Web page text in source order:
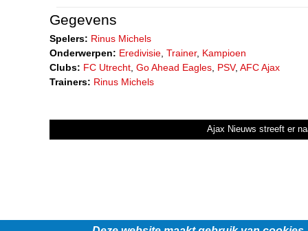
Gegevens
Spelers: Rinus Michels
Onderwerpen: Eredivisie Trainer, Kampioen
Clubs: FC Utrecht Go Ahead Eagles PSV, AFC Ajax
Trainers: Rinus Michels
Ajax Nieuws streeft er